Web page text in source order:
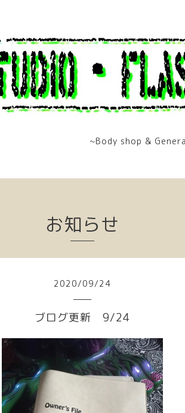
~Body shop &
お知らせ
2020/09/24
ブログ更新 9/24